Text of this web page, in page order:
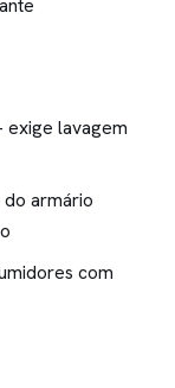
lavagem
armário
com